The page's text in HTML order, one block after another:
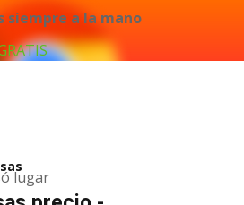
siempre a la mano
lugar